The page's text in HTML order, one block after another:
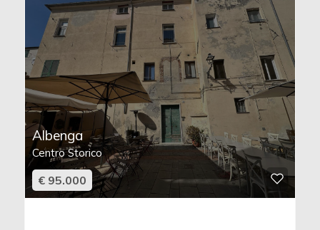
Albenga
Centro Storico
€ 95.000